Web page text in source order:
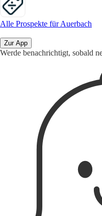
Alle Prospekte für Auerbach
Zur App
Werde benachrichtigt, sobald